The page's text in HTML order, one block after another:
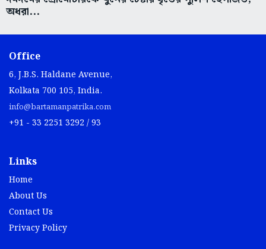
অধরা...
Office
6, J.B.S. Haldane Avenue,
Kolkata 700 105, India.
info@bartamanpatrika.com
+91 - 33 2251 3292 / 93
Links
Home
About Us
Contact Us
Privacy Policy